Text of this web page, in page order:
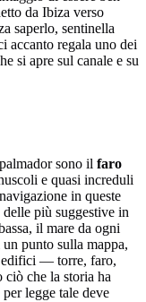
da Ibiza verso
saperlo, sentinella
accanto regala uno dei
si apre sul canale e su
sono il faro
e quasi increduli
in queste
delle più suggestive in
il mare da ogni
punto sulla mappa,
edifici — torre, faro,
che la storia ha
legge tale deve